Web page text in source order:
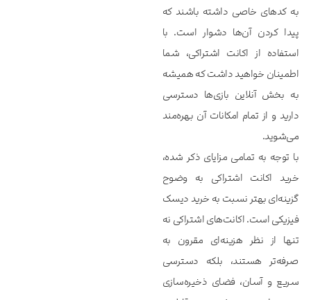
به کدهای خاصی داشته باشند که
پیدا کردن آن‌ها دشوار است. با
استفاده از اکانت اشتراکی، شما
اطمینان خواهید داشت که همیشه
به بخش آنلاین بازی‌ها دسترسی
دارید و از تمام امکانات آن بهره‌مند
می‌شوید.
با توجه به تمامی مزایای ذکر شده،
خرید اکانت اشتراکی به وضوح
گزینه‌ای بهتر نسبت به خرید دیسک
فیزیکی است. اکانت‌های اشتراکی نه
تنها از نظر هزینه‌ای مقرون به
صرفه‌تر هستند، بلکه دسترسی
سریع و آسان، فضای ذخیره‌سازی